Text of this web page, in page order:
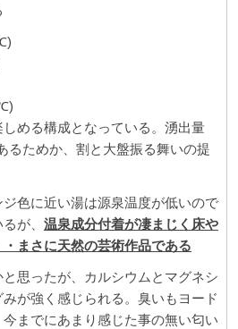
める構成となっている。湧出量
るためか、割と大盤振る舞いの提
色に近い湯は源泉温度が低いので
が、 温泉成分付着が凄まじく床や
まさに天然の芸術作品である
思ったが、カルシウムとマグネシ
が強く感じられる。臭いもヨード
までにあまり感じた事の無い匂い